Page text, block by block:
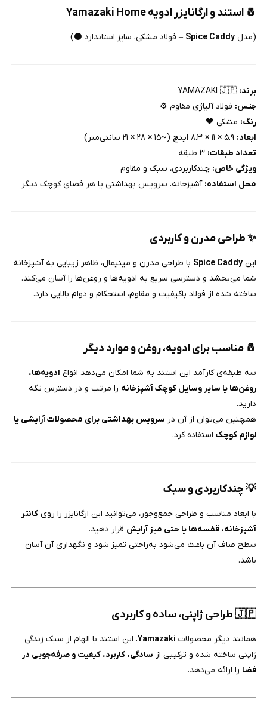
🧂 استند و ارگانایزر ادویهYamazaki Home
(مدل Spice Caddy – فولاد مشکی، سایز استاندارد ⚫)
برند:
جنس: فولاد آلیاژی مقاوم ⚙️
رنگ: مشکی 🖤
ابعاد:
تعداد طبقات:
ویژگی خاص: چندکاربردی، سبک و مقاوم
محل استفاده: آشپزخانه، سرویس بهداشتی یا هر فضای کوچک دیگر
✨ طراحی مدرن و کاربردی
این Spice Caddy با طراحی مدرن و مینیمال، ظاهر زیبایی به آشپزخانه
شما می‌بخشد و دسترسی سریع به ادویه‌ها و روغن‌ها را آسان می‌کند.
ساخته شده از فولاد باکیفیت و مقاوم، استحکام و دوام بالایی دارد.
🧂 مناسب برای ادویه، روغن و موارد دیگر
سه طبقه‌ی کارآمد این استند به شما امکان می‌دهد انواع ادویه‌ها،
روغن‌ها یا سایر وسایل کوچک آشپزخانه را مرتب و در دسترس نگه
دارید.
همچنین می‌توان از آن در سرویس بهداشتی برای محصولات آرایشی یا
لوازم کوچکاستفاده کرد.
💡 چندکاربردی و سبک
با ابعاد مناسب و طراحی جمع‌وجور، می‌توانید این ارگانایزر را روی کانتر
آشپزخانه، قفسه‌ها یا حتی میز آرایش قرار دهید.
سطح صاف آن باعث می‌شود به‌راحتی تمیز شود و نگهداری آن آسان
باشد.
🇯🇵 طراحی ژاپنی، ساده و کاربردی
همانند دیگر محصولات Yamazaki، این استند با الهام از سبک زندگی
ژاپنی ساخته شده و ترکیبی از سادگی، کاربرد، کیفیت و صرفه‌جویی در
فضا را ارائه می‌دهد.